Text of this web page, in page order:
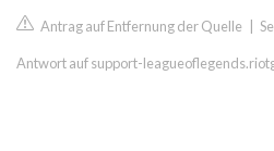
Antrag auf Entfernung der Quelle
Antwort auf support-